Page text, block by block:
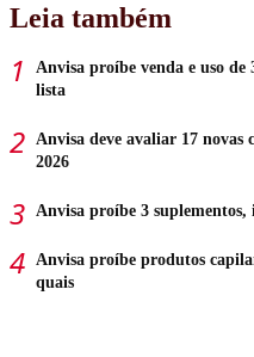
Leia também
Anvisa proíbe venda e uso
lista
Anvisa deve avaliar 17 novas
2026
Anvisa proíbe 3
Anvisa proíbe produtos
quais